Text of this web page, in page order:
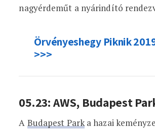
nagyérdeműt a nyárindító
Örvényeshegy Piknik
>>>
05.23: AWS, Budapest
A Budapest Parka hazai